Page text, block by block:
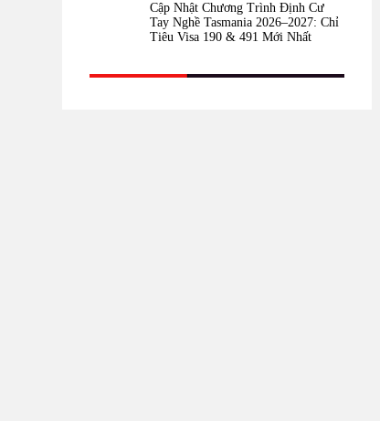
Cập Nhật Chương Trình Định Cư
Tay Nghề Tasmania 2026–2027: Chỉ
Tiêu Visa 190 & 491 Mới Nhất